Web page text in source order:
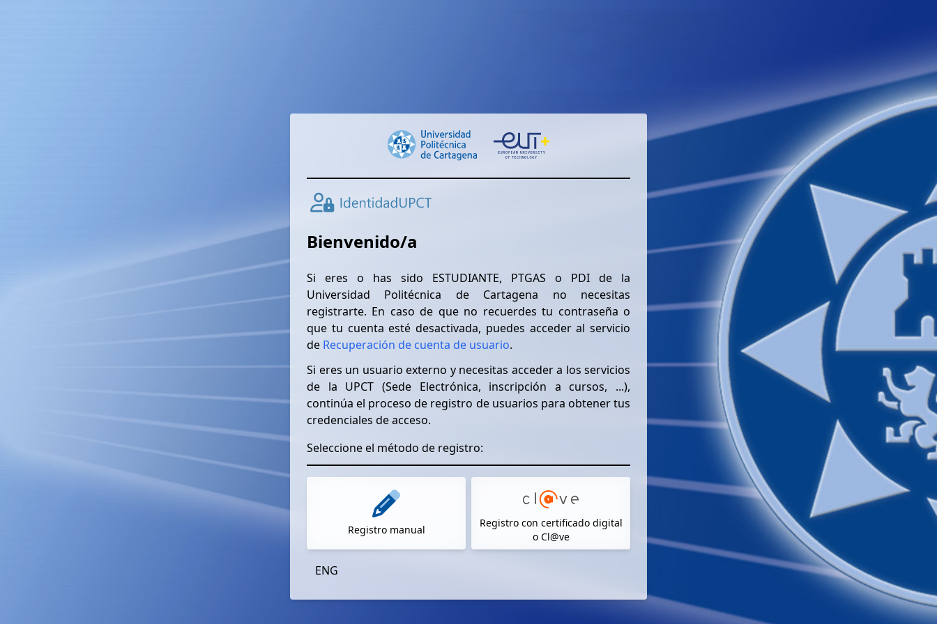
Bienvenido/a
Si eres o has sido ESTUDIANTE, PTGAS o PDI de la
Universidad Politécnica de Cartagena no necesitas
registrarte. En caso de que no recuerdes tu contraseña o
que tu cuenta esté desactivada, puedes acceder al servicio
de Recuperación de cuenta de usuario.
Si eres un usuario externo y necesitas acceder a los servicios
de la UPCT (Sede Electrónica, inscripción a cursos, ...),
continúa el proceso de registro de usuarios para obtener tus
credenciales de acceso.
Seleccione el método de registro:
Registro manual
Registro con certificado digital
o Cl@ve
ENG